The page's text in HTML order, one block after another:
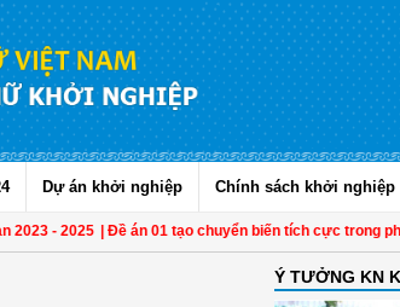
Dự án khởi nghiệp Chính sách khởi nghiệp
- 2025 | Đề án 01 tạo chuyển biến tích cực trong phát
Ý TƯỞNG KN